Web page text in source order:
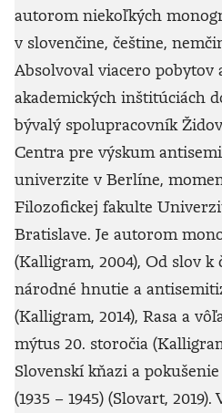
autorom niekoľkých
v slovenčine, češtine,
Absolvoval viacero pobytov
akademických inštitúciách
bývalý spolupracovník
Centra pre výskum
univerzite v Berlíne,
Filozofickej fakulte
Bratislave. Je autorom
(Kalligram, 2004), Od slov k
národné hnutie a
(Kalligram, 2014), Rasa a
mýtus 20. storočia
Slovenskí kňazi a
(1935 – 1945) (Slovart,